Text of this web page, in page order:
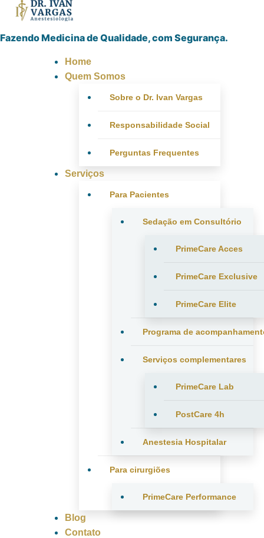
Fazendo Medicina de Qualidade, com Segurança.
Home
Quem Somos
Sobre o Dr. Ivan Vargas
Responsabilidade Social
Perguntas Frequentes
Serviços
Para Pacientes
Sedação em Consultório
PrimeCare Acces
PrimeCare Exclusive
PrimeCare Elite
Programa de
Serviços complementares
PrimeCare Lab
PostCare 4h
Anestesia Hospitalar
Para cirurgiões
PrimeCare Performance
Blog
Contato